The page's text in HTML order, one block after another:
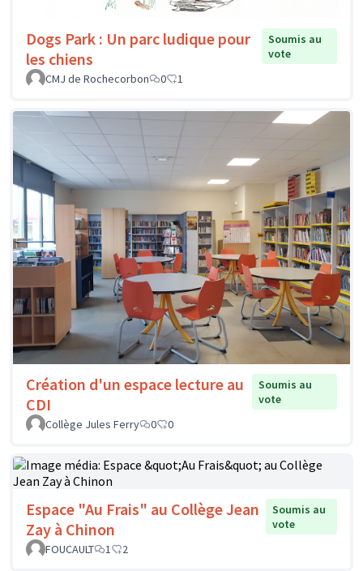
Dogs Park : Un parc ludique pour
les chiens
Soumis au
vote
CMJ de Rochecorbon
0 1
Création d'un espace lecture au
CDI
Soumis au
vote
Collège Jules Ferry
0 0
Espace "Au Frais" au Collège Jean
Zay à Chinon
Soumis au
vote
FOUCAULT
1 2